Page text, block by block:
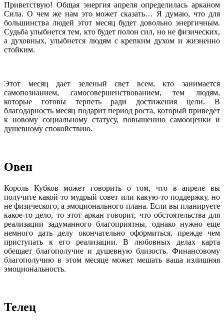
Приветствую! Общая энергия апреля определилась арканом
Сила. О чем же нам это может сказать… Я думаю, что для
большинства людей этот месяц будет довольно энергичным.
Судьба улыбнется тем, кто будет полон сил, но не физических,
а духовных, улыбнется людям с крепким духом и жизненно
стойким.
Этот месяц дает зеленый свет всем, кто занимается
самопознанием, самосовершенствованием, тем людям,
которые готовы терпеть ради достижения цели. В
благодарность месяц подарит период роста, который приведет
к новому социальному статусу, повышению самооценки и
душевному спокойствию.
Овен
Король Кубков может говорить о том, что в апреле вы
получите какой-то мудрый совет или какую-то поддержку, но
не физического, а эмоционального плана. Если вы планируете
какое-то дело, то этот аркан говорит, что обстоятельства для
реализации задуманного благоприятны, однако нужно еще
немного дать делу окончательно оформиться, прежде чем
приступать к его реализации. В любовных делах карта
обещает благополучие и душевную близость. Финансовому
благополучию в этом месяце может мешать ваша излишняя
эмоциональность.
Телец